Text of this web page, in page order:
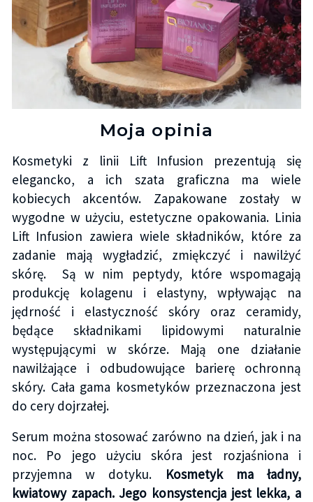
Moja opinia
Kosmetyki z linii Lift Infusion prezentują się
elegancko, a ich szata graficzna ma wiele
kobiecych akcentów. Zapakowane zostały w
wygodne w użyciu, estetyczne opakowania. Linia
Lift Infusion zawiera wiele składników, które za
zadanie mają wygładzić, zmiękczyć i nawilżyć
skórę.
Są w nim peptydy, które wspomagają
produkcję kolagenu i elastyny, wpływając na
jędrność i elastyczność skóry oraz ceramidy,
będące składnikami lipidowymi naturalnie
występującymi w skórze. Mają one działanie
nawilżające i odbudowujące barierę ochronną
skóry. Cała gama kosmetyków przeznaczona jest
do cery dojrzałej.
Serum można stosować zarówno na dzień, jak i na
noc. Po jego użyciu skóra jest rozjaśniona i
przyjemna w dotyku. Kosmetyk ma ładny,
kwiatowy zapach. Jego konsystencja jest lekka, a